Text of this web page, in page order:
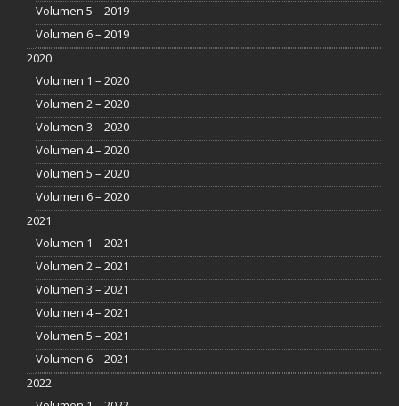
Volumen 5 – 2019
Volumen 6 – 2019
2020
Volumen 1 – 2020
Volumen 2 – 2020
Volumen 3 – 2020
Volumen 4 – 2020
Volumen 5 – 2020
Volumen 6 – 2020
2021
Volumen 1 – 2021
Volumen 2 – 2021
Volumen 3 – 2021
Volumen 4 – 2021
Volumen 5 – 2021
Volumen 6 – 2021
2022